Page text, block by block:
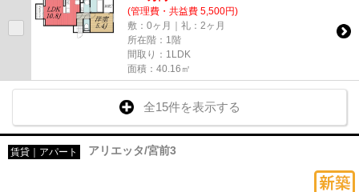
(管理費・共益費 5,500円)
敷：0ヶ月｜礼：2ヶ月
所在階：1階
間取り：1LDK
面積：40.16㎡
全15件を表示する
賃貸｜アパート アリエッタ/宮前3